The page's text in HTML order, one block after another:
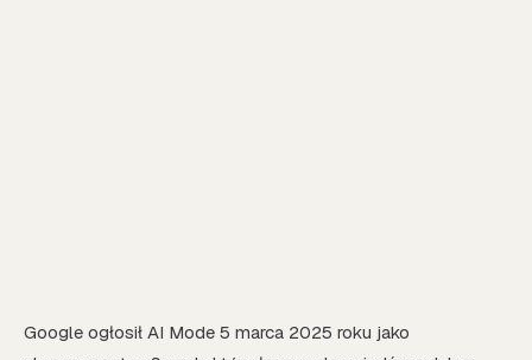
Google ogłosił AI Mode 5 marca 2025 roku jako